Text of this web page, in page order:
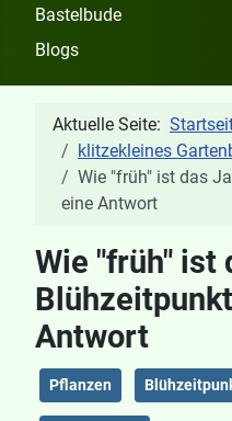
Bastelbude
Blogs
Aktuelle Seite:
klitzekleines
Wie "früh" ist das
eine Antwort
Wie "früh" ist
Antwort
Pflanzen